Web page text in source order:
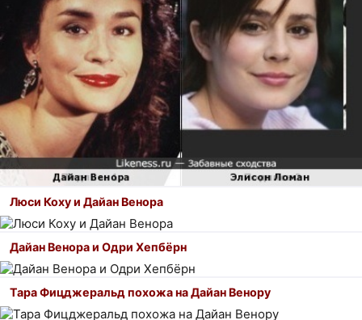
Люси Коху и Дайан Венора
Дайан Венора и Одри Хепбёрн
Тара Фицджеральд похожа на Дайан Венору